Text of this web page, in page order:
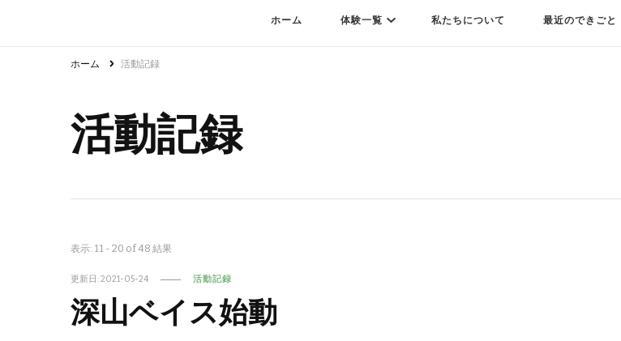
ホーム 体験一覧 私たちについて 最近のできごと
ホーム 活動記録
活動記録
表示: 11 - 20 of 48 結果
更新日:2021-05-24 活動記録
深山ベイス始動